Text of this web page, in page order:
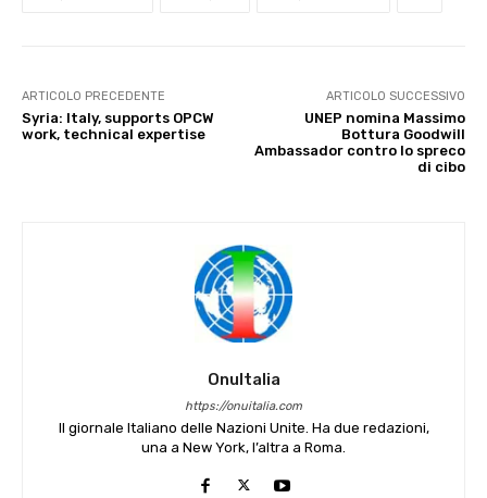
ARTICOLO PRECEDENTE
Syria: Italy, supports OPCW
work, technical expertise
ARTICOLO SUCCESSIVO
UNEP nomina Massimo
Bottura Goodwill
Ambassador contro lo spreco
di cibo
OnuItalia
https://onuitalia.com
Il giornale Italiano delle Nazioni Unite. Ha due redazioni,
una a New York, l’altra a Roma.